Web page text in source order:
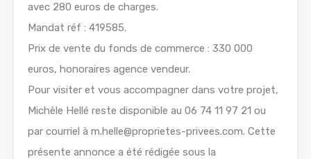
avec 280 euros de charges.
Mandat réf : 419585.
Prix de vente du fonds de commerce : 330 000
euros, honoraires agence vendeur.
Pour visiter et vous accompagner dans votre projet,
Michèle Hellé reste disponible au 06 74 11 97 21 ou
par courriel à m.helle@proprietes-privees.com. Cette
présente annonce a été rédigée sous la